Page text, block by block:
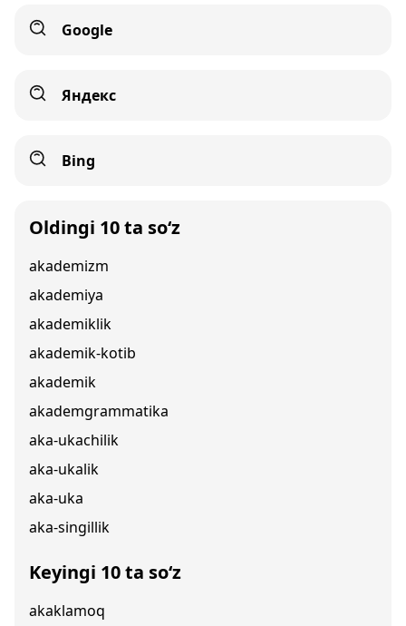
Google
Яндекс
Bing
Oldingi 10 ta so‘z
akademizm
akademiya
akademiklik
akademik-kotib
akademik
akademgrammatika
aka-ukachilik
aka-ukalik
aka-uka
aka-singillik
Keyingi 10 ta so‘z
akaklamoq